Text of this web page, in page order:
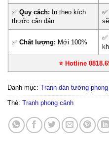
✅Quy cách: In theo kích
thước cần dán
✅Chất lượng: Mới 100%
✅
⭐ Hotline
Danh mục: Tranh dán tường
Thẻ: Tranh phong cảnh